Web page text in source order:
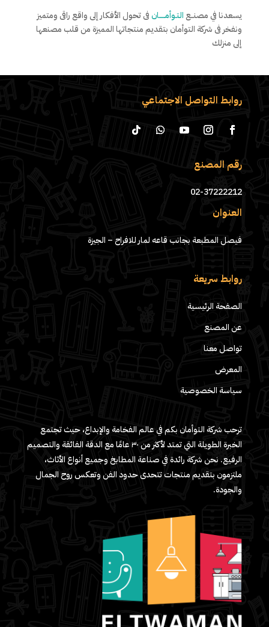
يسعدنا في مصنــع التـوأمـــــانفى تحول الأفكار إلى واقع راقى ومتميز
ونفخر فى شركة التوأمان بتقديم منتجاتها المميزة من قلب مصنعها
إلى منزلك
روابط التواصل الاجتماعي
رقم المصنع
02-37222212
العنوان
فيصل المطبعة بجانب قاعه لمار للافراح – الجيزة
روابط سريعة
الصفحة الرئيسية
عن المصنع
تواصل معنا
المعرض
سياسة الخصوصية
ترحب شركة التوأمان بكم في عالم الفخامة والإبداع، حيث تجتمع
الخبرة الطويلة التي تمتد لأكثر من ٣٠ عامًا مع الدقة الفائقة والتصميم
الرفيع. نحن شركة رائدة في صناعة المطابخ وجميع أنواع الأثاث،
ملتزمون بتقديم منتجات تتحدى حدود الفن وتعكس روح الجمال
والجودة.